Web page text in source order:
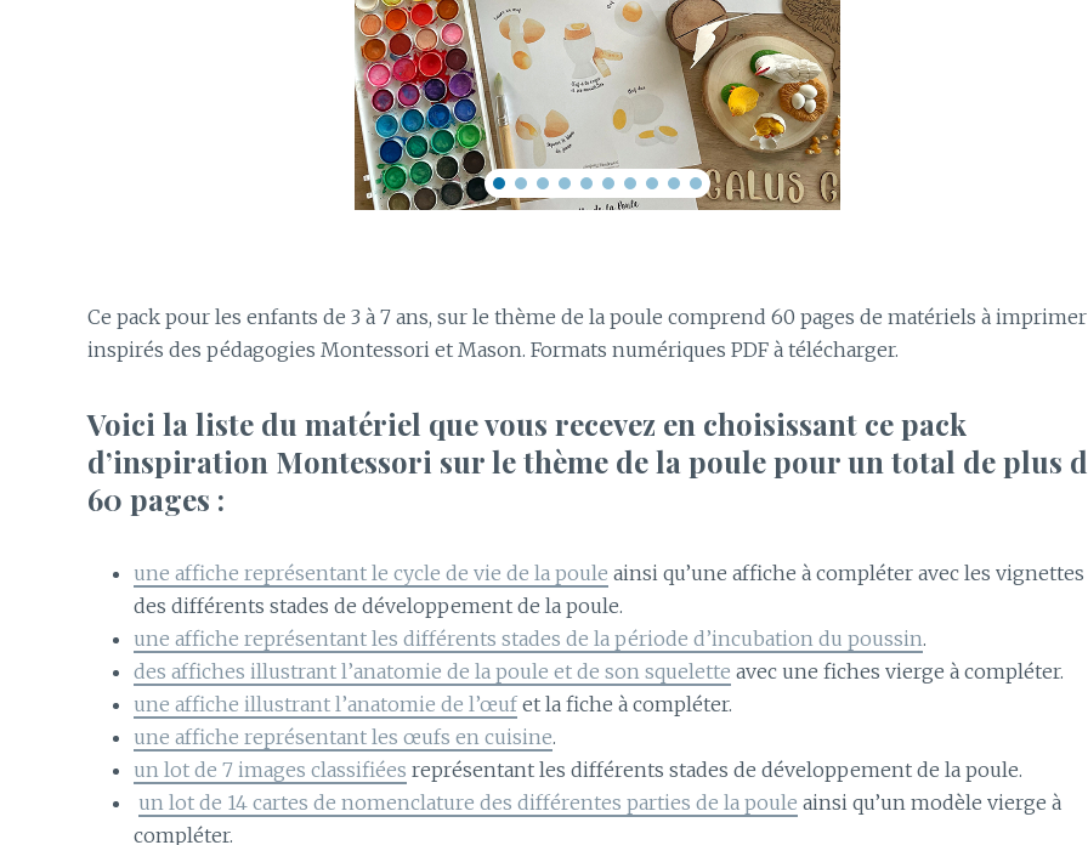
Ce pack pour les enfants de 3 à 7 ans, sur le thème de la poule comprend 60 pages de matériels à imprimer
inspirés des pédagogies Montessori et Mason. Formats numériques PDF à télécharger.
Voici la liste du matériel que vous recevez en choisissant ce pack
d’inspiration Montessori sur le thème de la poule pour un total de plus
60 pages :
une affiche représentant le cycle de vie de la poule ainsi qu’une affiche à compléter avec les vignettes
des différents stades de développement de la poule.
une affiche représentant les différents stades de la période d’incubation du poussin.
des affiches illustrant l’anatomie de la poule et de son squelette avec une fiches vierge à compléter.
une affiche illustrant l’anatomie de l’œuf et la fiche à compléter.
une affiche représentant les œufs en cuisine.
un lot de 7 images classifiées représentant les différents stades de développement de la poule.
un lot de 14 cartes de nomenclature des différentes parties de la poule ainsi qu’un modèle vierge à
compléter.